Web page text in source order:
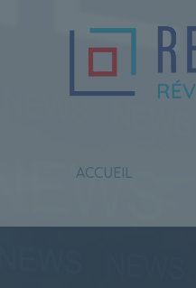
ACCUEIL